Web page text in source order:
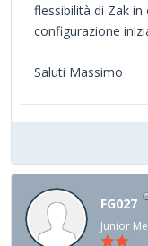
flessibilità di Zak
configurazione
Saluti Massimo
FG027
Junior